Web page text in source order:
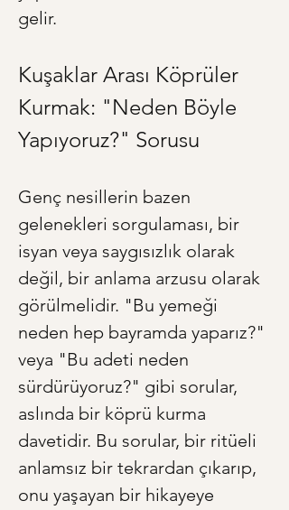
gelir.
Kuşaklar Arası Köprüler
Kurmak: "Neden Böyle
Yapıyoruz?" Sorusu
Genç nesillerin bazen
gelenekleri sorgulaması, bir
isyan veya saygısızlık olarak
değil, bir anlama arzusu olarak
görülmelidir. "Bu yemeği
neden hep bayramda yaparız?"
veya "Bu adeti neden
sürdürüyoruz?" gibi sorular,
aslında bir köprü kurma
davetidir. Bu sorular, bir ritüeli
anlamsız bir tekrardan çıkarıp,
onu yaşayan bir hikayeye